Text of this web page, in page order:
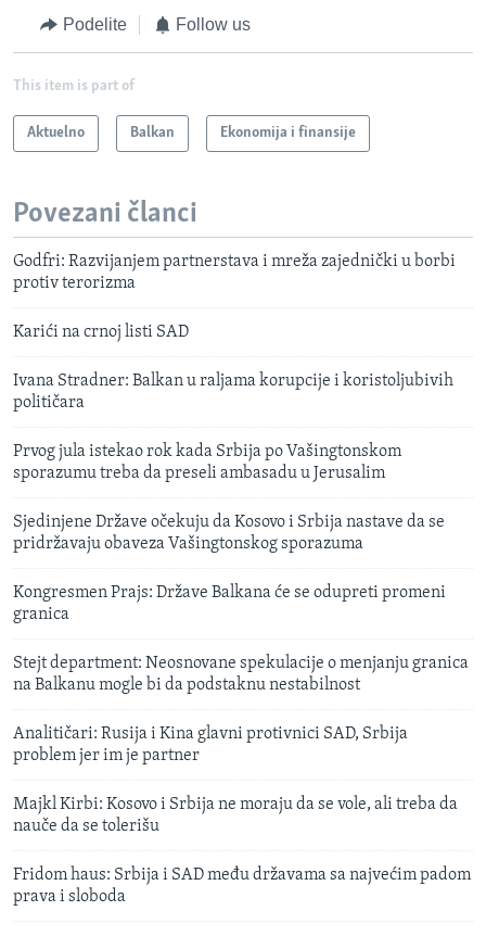
Podelite Follow us
This item is part of
Aktuelno Balkan Ekonomija i finansije
Povezani članci
Godfri: Razvijanjem partnerstava i mreža zajednički u borbi
protiv terorizma
Karići na crnoj listi SAD
Ivana Stradner: Balkan u raljama korupcije i koristoljubivih
političara
Prvog jula istekao rok kada Srbija po Vašingtonskom
sporazumu treba da preseli ambasadu u Jerusalim
Sjedinjene Države očekuju da Kosovo i Srbija nastave da se
pridržavaju obaveza Vašingtonskog sporazuma
Kongresmen Prajs: Države Balkana će se odupreti promeni
granica
Stejt department: Neosnovane spekulacije o menjanju granica
na Balkanu mogle bi da podstaknu nestabilnost
Analitičari: Rusija i Kina glavni protivnici SAD, Srbija
problem jer im je partner
Majkl Kirbi: Kosovo i Srbija ne moraju da se vole, ali treba da
nauče da se tolerišu
Fridom haus: Srbija i SAD među državama sa najvećim padom
prava i sloboda